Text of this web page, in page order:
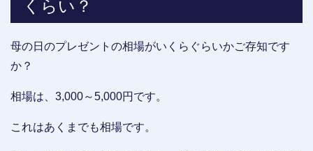
くらい？
母の日のプレゼントの相場がいくらぐらいかご存知です
か？
相場は、3,000～5,000円です。
これはあくまでも相場です。